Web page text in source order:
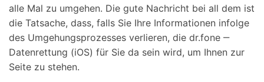
alle Mal zu umgehen. Die gute Nachricht bei all dem ist
die Tatsache, dass, falls Sie Ihre Informationen infolge
des Umgehungsprozesses verlieren, die dr.fone ‒
Datenrettung (iOS) für Sie da sein wird, um Ihnen zur
Seite zu stehen.